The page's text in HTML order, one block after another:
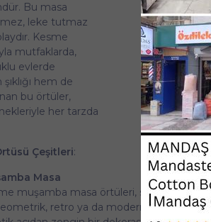
Bu masa
leke tutmaz
Kesme
mutfaklarda,
evlerde
hem de
bu örtüler,
her tarzda
Çeşitleri:
Masa
muşamba masa örtüleri, sofranıza renk
retro ya da modern desenler